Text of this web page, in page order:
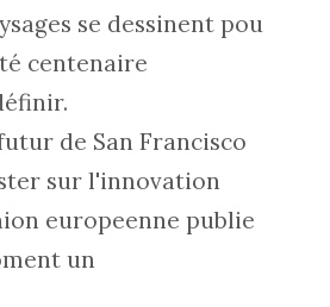
se dessinent pou
centenaire
de San Francisco
sur l'innovation
europeenne publie
un